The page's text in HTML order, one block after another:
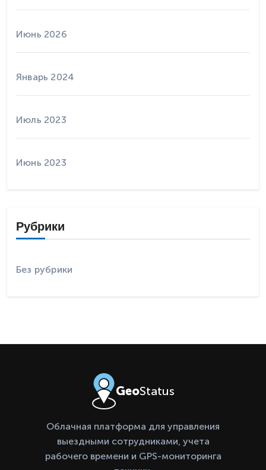
Июнь 2026
Январь 2024
Июль 2023
Июнь 2023
Рубрики
Без рубрики
GeoStatus
Облачная платформа для управления
выездными сотрудниками, учета
рабочего времени и GPS-мониторинга